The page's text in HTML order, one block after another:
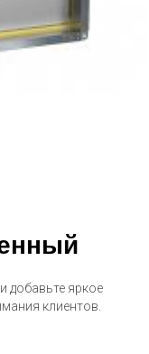
добавьте яркое
клиентов.